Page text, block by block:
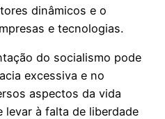
dinâmicos e o
e tecnologias.
do socialismo pode
excessiva e no
aspectos da vida
levar à falta de liberdade